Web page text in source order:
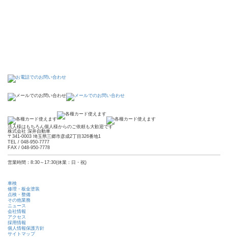
法人様はもちろん個人様からのご依頼も大歓迎です
株式会社 深井自動車
〒341-0003 埼玉県三郷市彦成2丁目326番地1
TEL / 048-950-7777
FAX / 048-950-7778
営業時間：8:30～17:30(休業：日・祝)
車検
修理・板金塗装
点検・整備
その他業務
ニュース
会社情報
アクセス
採用情報
個人情報保護方針
サイトマップ